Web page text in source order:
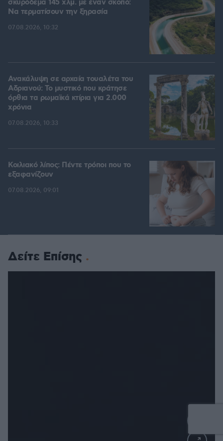
σκυρόδεμα 145 χλμ. με έναν σκοπό:
Να τερματίσουν την ξηρασία
07.08.2026, 10:32
Ανακάλυψη σε αρχαία τουαλέτα του
Αδριανού: Το μυστικό που κράτησε
όρθια τα ρωμαϊκά κτίρια για 2.000
χρόνια
07.08.2026, 10:33
Κοιλιακό λίπος: Πέντε τρόποι που το
εξαφανίζουν
07.08.2026, 09:01
Δείτε Επίσης